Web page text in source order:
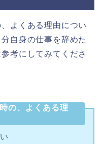
よくある理由につい
自身の仕事を辞めた
考にしてみてくださ
の、よくある理